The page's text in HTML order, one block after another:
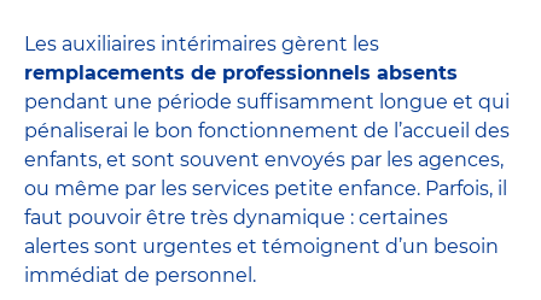
Les auxiliaires intérimaires gèrent les
remplacements de professionnels absents
pendant une période suffisamment longue et qui
pénaliserai le bon fonctionnement de l’accueil des
enfants, et sont souvent envoyés par les agences,
ou même par les services petite enfance. Parfois, il
faut pouvoir être très dynamique : certaines
alertes sont urgentes et témoignent d’un besoin
immédiat de personnel.